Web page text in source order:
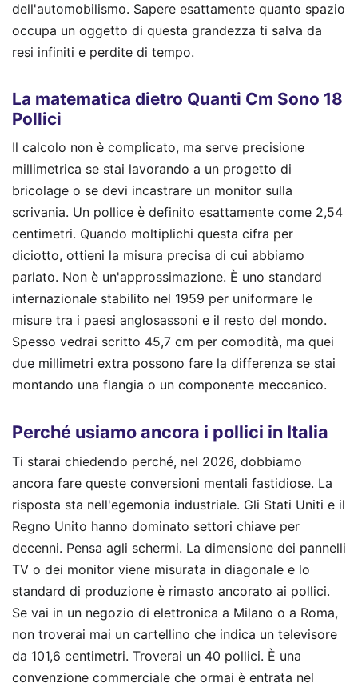
dell'automobilismo. Sapere esattamente quanto spazio
occupa un oggetto di questa grandezza ti salva da
resi infiniti e perdite di tempo.
La matematica dietro Quanti Cm Sono 18
Pollici
Il calcolo non è complicato, ma serve precisione
millimetrica se stai lavorando a un progetto di
bricolage o se devi incastrare un monitor sulla
scrivania. Un pollice è definito esattamente come 2,54
centimetri. Quando moltiplichi questa cifra per
diciotto, ottieni la misura precisa di cui abbiamo
parlato. Non è un'approssimazione. È uno standard
internazionale stabilito nel 1959 per uniformare le
misure tra i paesi anglosassoni e il resto del mondo.
Spesso vedrai scritto 45,7 cm per comodità, ma quei
due millimetri extra possono fare la differenza se stai
montando una flangia o un componente meccanico.
Perché usiamo ancora i pollici in Italia
Ti starai chiedendo perché, nel 2026, dobbiamo
ancora fare queste conversioni mentali fastidiose. La
risposta sta nell'egemonia industriale. Gli Stati Uniti e il
Regno Unito hanno dominato settori chiave per
decenni. Pensa agli schermi. La dimensione dei pannelli
TV o dei monitor viene misurata in diagonale e lo
standard di produzione è rimasto ancorato ai pollici.
Se vai in un negozio di elettronica a Milano o a Roma,
non troverai mai un cartellino che indica un televisore
da 101,6 centimetri. Troverai un 40 pollici. È una
convenzione commerciale che ormai è entrata nel